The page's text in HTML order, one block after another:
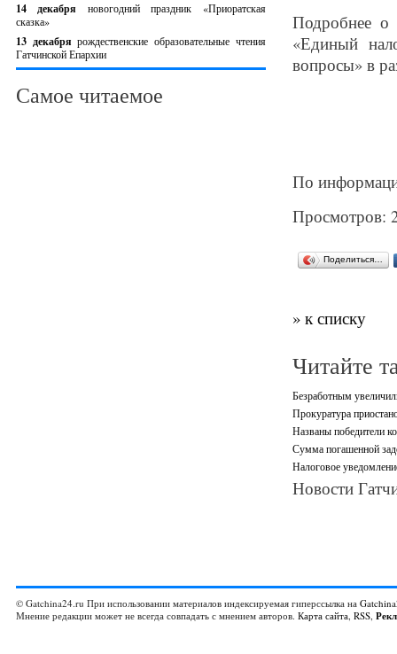
14 декабря новогодний праздник «Приоратская
сказка»
13 декабрярождественские образовательные чтения
Гатчинской Епархии
Самое читаемое
Подробнее о
«Единый
вопросы» в
По
Просмотров:
Поделиться…
» к списку
Читайте
Безработным
Прокуратура
Названы победители
Сумма погашенной
Налоговое
Новости
© Gatchina24.ru При использовании материалов индексируемая гиперссылка на
Мнение редакции может не всегда совпадать с мнением авторов. Карта сайта, RSS,